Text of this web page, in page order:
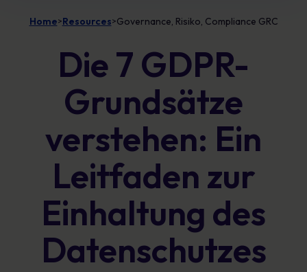
Home>Resources>Governance, Risiko, Compliance GRC
Die 7 GDPR-
Grundsätze
verstehen: Ein
Leitfaden zur
Einhaltung des
Datenschutzes